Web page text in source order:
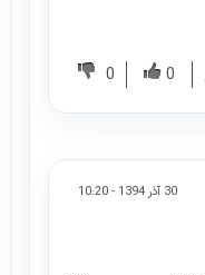
0
0
30 آذر 1394 - 10:20